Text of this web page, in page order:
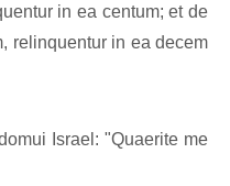
in ea centum; et de
relinquentur in ea decem
Israel: "Quaerite me